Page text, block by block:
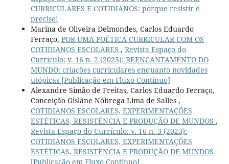
CURRICULARES E COTIDIANOS: porque resistir é
preciso!
Marina de Oliveira Delmondes, Carlos Eduardo
Ferraço, POR UMA POÉTICA CURRICULAR COM OS
COTIDIANOS ESCOLARES , Revista Espaço do
Currículo: v. 16 n. 2 (2023): REENCANTAMENTO DO
MUNDO: criações curriculares enquanto novidades
utópicas [Publicação em Fluxo Contínuo]
Alexandre Simão de Freitas, Carlos Eduardo Ferraço,
Conceição Gislâne Nóbrega Lima de Salles ,
COTIDIANOS ESCOLARES, EXPERIMENTAÇÕES
ESTÉTICAS, RESISTÊNCIA E PRODUÇÃO DE MUNDOS ,
Revista Espaço do Currículo: v. 16 n. 3 (2023):
COTIDIANOS ESCOLARES, EXPERIMENTAÇÕES
ESTÉTICAS, RESISTÊNCIA E PRODUÇÃO DE MUNDOS
[Publicação em Fluxo Contínuo]